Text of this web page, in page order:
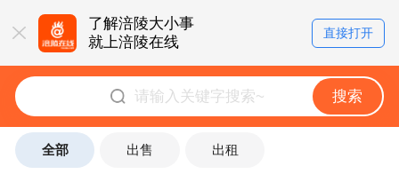
了解涪陵大小事
就上涪陵在线
直接打开
搜索
全部 出售 出租